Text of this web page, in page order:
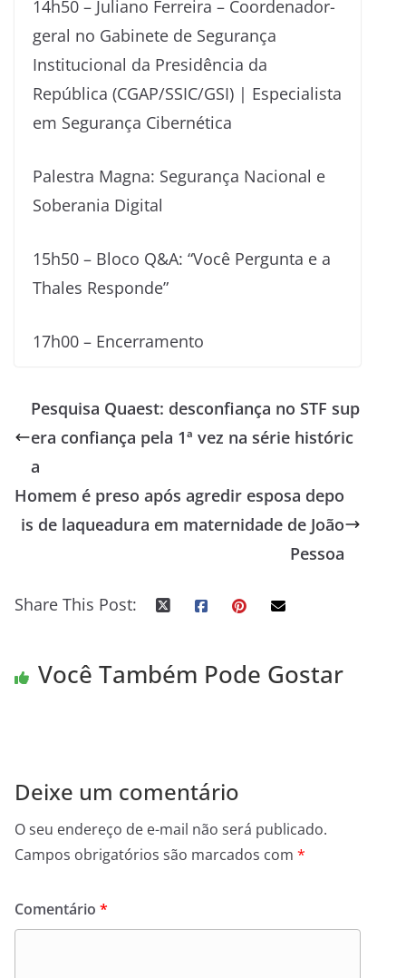
14h50 – Juliano Ferreira – Coordenador-
geral no Gabinete de Segurança
Institucional da Presidência da
República (CGAP/SSIC/GSI) | Especialista
em Segurança Cibernética
Palestra Magna: Segurança Nacional e
Soberania Digital
15h50 – Bloco Q&A: “Você Pergunta e a
Thales Responde”
17h00 – Encerramento
Pesquisa Quaest: desconfiança no STF sup
era confiança pela 1ª vez na série históric
a
Homem é preso após agredir esposa depo
is de laqueadura em maternidade de João
Pessoa
Share This Post:
Você Também Pode Gostar
Deixe um comentário
O seu endereço de e-mail não será publicado.
Campos obrigatórios são marcados com *
Comentário *